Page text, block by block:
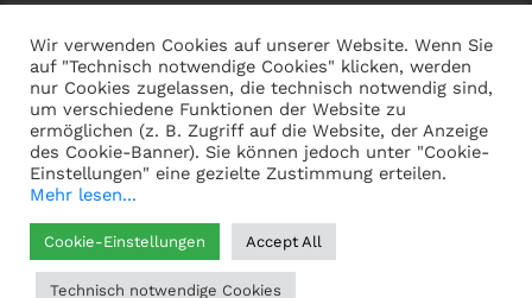
BRIDGE Network
Dokumente
KONTAKT
WHISTLEBLOWING
IMPRESSUM
DATENSCHUTZ
Wir verwenden Cookies auf unserer Website. Wenn Sie
auf "Technisch notwendige Cookies" klicken, werden
nur Cookies zugelassen, die technisch notwendig sind,
um verschiedene Funktionen der Website zu
ermöglichen (z. B. Zugriff auf die Website, der Anzeige
des Cookie-Banner). Sie können jedoch unter "Cookie-
Einstellungen" eine gezielte Zustimmung erteilen.
Mehr lesen...
Cookie-Einstellungen Accept All
Technisch notwendige Cookies